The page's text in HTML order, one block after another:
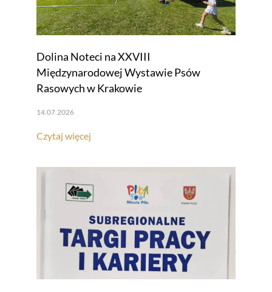
Dolina Noteci na XXVIII
Międzynarodowej Wystawie Psów
Rasowych w Krakowie
14.07.2026
Czytaj więcej